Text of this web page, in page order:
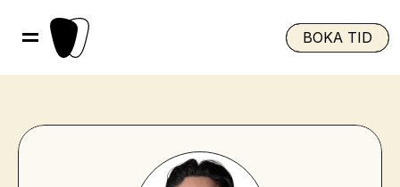
BOKA TID